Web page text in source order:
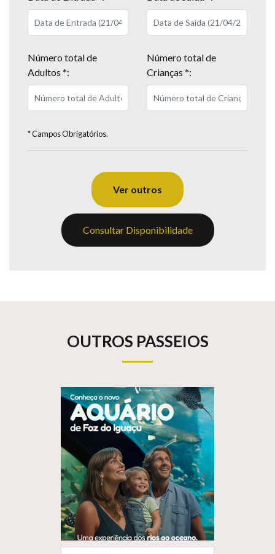
Número total de
Adultos *:
Número total de
Crianças *:
* Campos Obrigatórios.
Ver outros
Consultar Disponibilidade
OUTROS PASSEIOS